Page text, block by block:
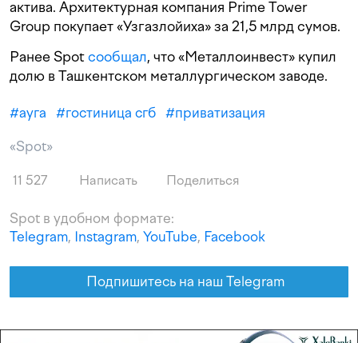
актива. Архитектурная компания Prime Tower
Group покупает «Узгазлойиха» за 21,5 млрд сумов.
Ранее Spotсообщал, что «Металлоинвест» купил
долю в Ташкентском металлургическом заводе.
#ауга #гостиница сгб #приватизация
«Spot»
11 527 Написать Поделиться
Spot в удобном формате:
Telegram, Instagram, YouTube, Facebook
Подпишитесь на наш Telegram